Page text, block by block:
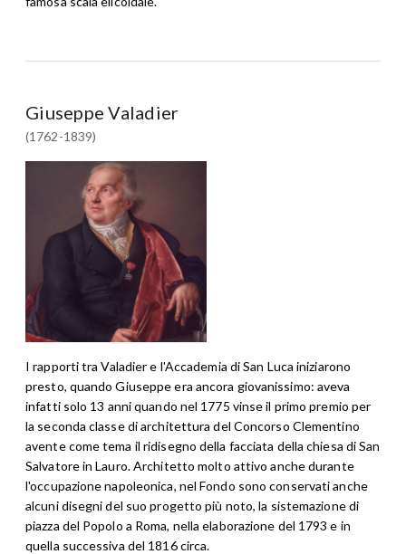
Giuseppe Valadier
(1762-1839)
I rapporti tra Valadier e l'Accademia di San Luca iniziarono
presto, quando Giuseppe era ancora giovanissimo: aveva
infatti solo 13 anni quando nel 1775 vinse il primo premio per
la seconda classe di architettura del Concorso Clementino
avente come tema il ridisegno della facciata della chiesa di San
Salvatore in Lauro. Architetto molto attivo anche durante
l'occupazione napoleonica, nel Fondo sono conservati anche
alcuni disegni del suo progetto più noto, la sistemazione di
piazza del Popolo a Roma, nella elaborazione del 1793 e in
quella successiva del 1816 circa.